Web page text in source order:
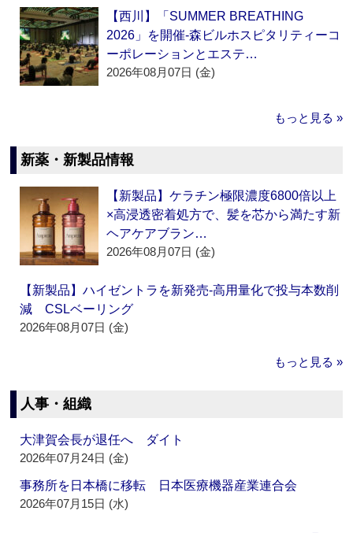
【西川】「SUMMER BREATHING
2026」を開催‐森ビルホスピタリティーコ
ーポレーションとエステ…
2026年08月07日 (金)
もっと見る »
新薬・新製品情報
【新製品】ケラチン極限濃度6800倍以上
×高浸透密着処方で、髪を芯から満たす新
ヘアケアブラン…
2026年08月07日 (金)
【新製品】ハイゼントラを新発売‐高用量化で投与本数削
減 CSLベーリング
2026年08月07日 (金)
もっと見る »
人事・組織
大津賀会長が退任へ ダイト
2026年07月24日 (金)
事務所を日本橋に移転 日本医療機器産業連合会
2026年07月15日 (水)